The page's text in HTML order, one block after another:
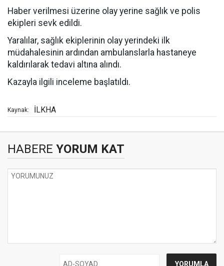
Haber verilmesi üzerine olay yerine sağlık ve polis
ekipleri sevk edildi.
Yaralılar, sağlık ekiplerinin olay yerindeki ilk
müdahalesinin ardından ambulanslarla hastaneye
kaldırılarak tedavi altına alındı.
Kazayla ilgili inceleme başlatıldı.
Kaynak: İLKHA
HABERE YORUM KAT